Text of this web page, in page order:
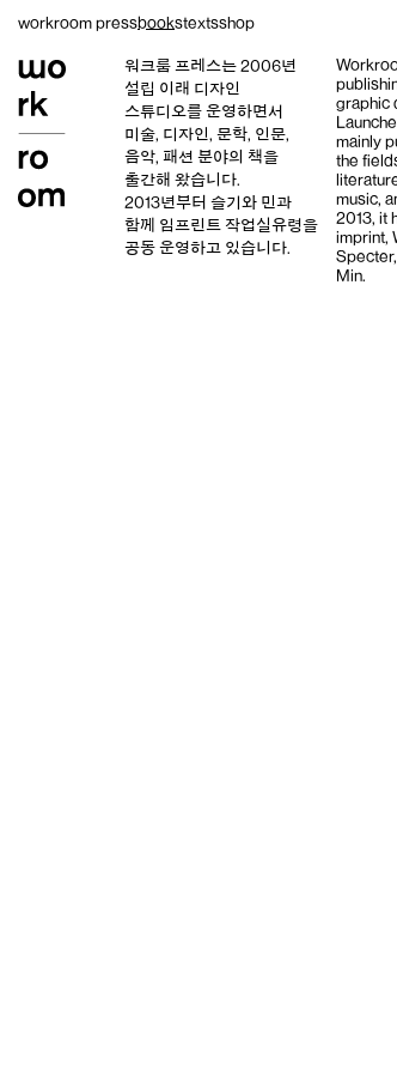
workroom pressbookstextsshop
워크룸 프레스는 2006년
설립 이래 디자인
스튜디오를 운영하면서
미술, 디자인, 문학, 인문,
음악, 패션 분야의 책을
출간해 왔습니다.
2013년부터 슬기와 민과
함께 임프린트 작업실유령을
공동 운영하고 있습니다.
graphic
mainly
the
music,
2013, it
imprint,
Specter,
Min.